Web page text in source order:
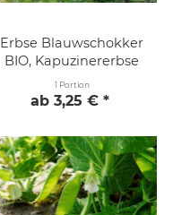
Erbse Blauwschokker
BIO, Kapuzinererbse
1 Portion
ab 3,25 € *